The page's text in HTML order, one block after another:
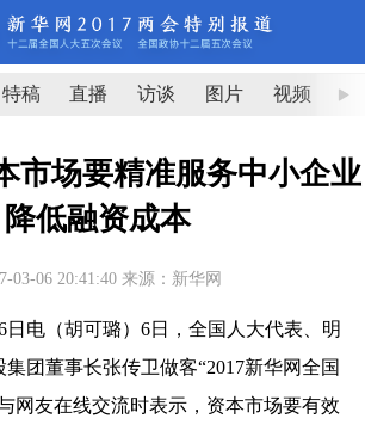
特稿 直播 访谈 图片 视频 图
市场要精准服务中小企业
降低融资成本
03-06 20:41:40 来源：新华网
电（胡可璐）6日，全国人大代表、明
团董事长张传卫做客“2017新华网全国
网友在线交流时表示，资本市场要有效